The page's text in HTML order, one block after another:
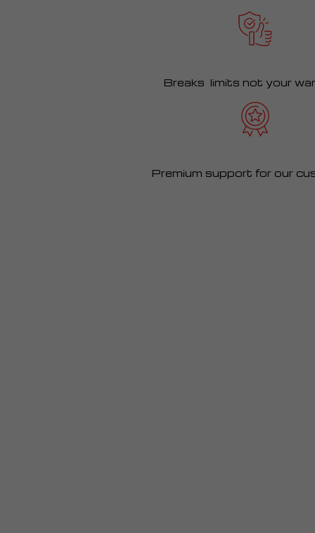
Breaks limits not your
Premium support for our